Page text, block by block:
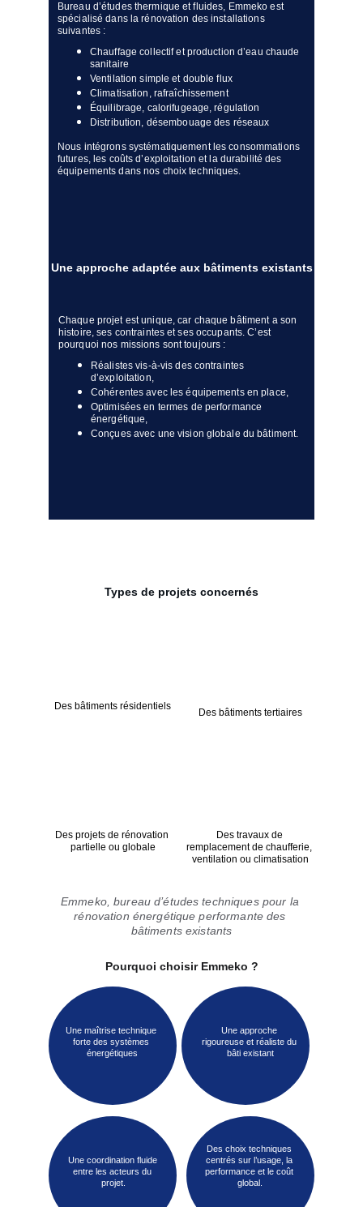
Bureau d’études thermique et fluides, Emmeko est
spécialisé dans la rénovation des installations
suivantes :
Chauffage collectif et production d’eau chaude
sanitaire
Ventilation simple et double flux
Climatisation, rafraîchissement
Équilibrage, calorifugeage, régulation
Distribution, désembouage des réseaux
Nous intégrons systématiquement les consommations
futures, les coûts d’exploitation et la durabilité des
équipements dans nos choix techniques.
Chaque projet est unique, car chaque bâtiment a son
histoire, ses contraintes et ses occupants. C’est
pourquoi nos missions sont toujours :
Réalistes vis-à-vis des contraintes
d’exploitation,
Cohérentes avec les équipements en place,
Optimisées en termes de performance
énergétique,
Conçues avec une vision globale du bâtiment.
Une approche adaptée aux bâtiments existants
Types de projets concernés
Des bâtiments résidentiels
Des bâtiments tertiaires
Des projets de rénovation
partielle ou globale
Emmeko, bureau d’études techniques pour la
rénovation énergétique performante des
bâtiments existants
Des travaux de
remplacement de chaufferie,
ventilation ou climatisation
Une maîtrise technique
forte des systèmes
énergétiques
Une approche
rigoureuse et réaliste du
bâti existant
Une coordination fluide
entre les acteurs du
projet.
Des choix techniques
centrés sur l’usage, la
performance et le coût
global.
Pourquoi choisir Emmeko ?